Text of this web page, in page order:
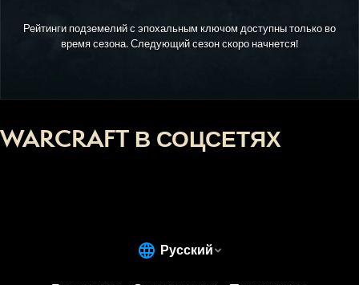
Рейтинги подземелий с эпохальным ключом доступны только во
время сезона. Следующий сезон скоро начнется!
WARCRAFT В СОЦСЕТЯХ